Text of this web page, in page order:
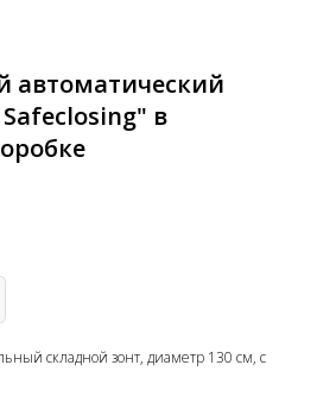
автоматический
в
складной зонт, диаметр 130 см, с